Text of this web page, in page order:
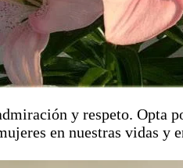
y respeto.
en nuestras vidas y